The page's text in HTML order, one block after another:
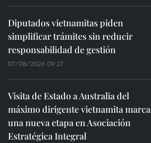
Diputados vietnamitas piden
simplificar trámites sin reducir
responsabilidad de gestión
07/08/2026 09:27
Visita de Estado a Australia del
máximo dirigente vietnamita marca
una nueva etapa en Asociación
Estratégica Integral